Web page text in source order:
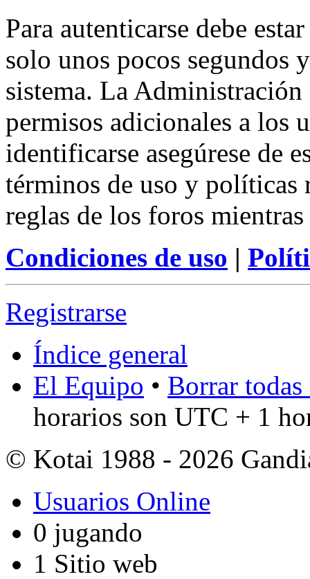
Para autenticarse debe
solo unos pocos segundos
sistema. La
permisos adicionales a los
identificarse asegúrese de
términos de uso y políticas
reglas de los foros
Condiciones de uso |
Registrarse
Índice general
El Equipo • Borrar
horarios son UTC + 1
© Kotai 1988 - 2026
Usuarios Online
0 jugando
1 Sitio web